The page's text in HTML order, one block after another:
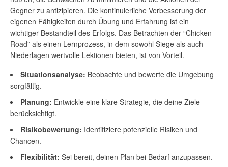
Gegner zu antizipieren. Die kontinuierliche Verbesserung der
eigenen Fähigkeiten durch Übung und Erfahrung ist ein
wichtiger Bestandteil des Erfolgs. Das Betrachten der “Chicken
Road” als einen Lernprozess, in dem sowohl Siege als auch
Niederlagen wertvolle Lektionen bieten, ist von Vorteil.
Situationsanalyse: Beobachte und bewerte die Umgebung
sorgfältig.
Planung: Entwickle eine klare Strategie, die deine Ziele
berücksichtigt.
Risikobewertung: Identifiziere potenzielle Risiken und
Chancen.
Flexibilität: Sei bereit, deinen Plan bei Bedarf anzupassen.